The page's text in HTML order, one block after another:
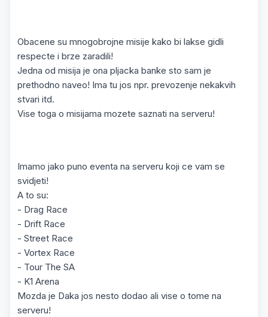
Obacene su mnogobrojne misije kako bi lakse gidli
respecte i brze zaradili!
Jedna od misija je ona pljacka banke sto sam je
prethodno naveo! Ima tu jos npr. prevozenje nekakvih
stvari itd.
Vise toga o misijama mozete saznati na serveru!
Imamo jako puno eventa na serveru koji ce vam se
svidjeti!
A to su:
- Drag Race
- Drift Race
- Street Race
- Vortex Race
- Tour The SA
- K1 Arena
Mozda je Daka jos nesto dodao ali vise o tome na
serveru!